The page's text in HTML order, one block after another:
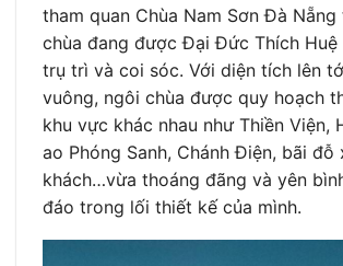
tham quan Chùa Nam Sơn Đà Nẵng
chùa đang được Đại Đức Thích Huệ
trụ trì và coi sóc. Với diện tích lên
vuông, ngôi chùa được quy hoạch
khu vực khác nhau như Thiền Viện,
ao Phóng Sanh, Chánh Điện, bãi đỗ
khách…vừa thoáng đãng và yên
đáo trong lối thiết kế của mình.